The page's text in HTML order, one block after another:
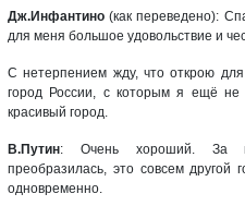
Дж.Инфантино (как переведено):
для меня большое удовольствие и
С нетерпением жду, что открою
город России, с которым я ещё
красивый город.
В.Путин: Очень хороший. За
преобразилась, это совсем
одновременно.